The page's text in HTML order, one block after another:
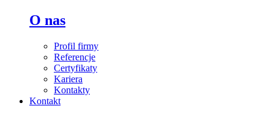
O nas
Profil firmy
Referencje
Certyfikaty
Kariera
Kontakty
Kontakt